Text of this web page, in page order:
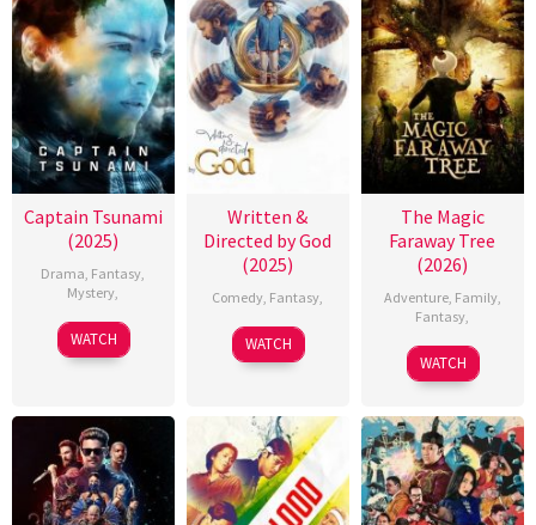
Captain Tsunami
(2025)
Drama, Fantasy,
Mystery,
WATCH
Written &
Directed by God
(2025)
Comedy, Fantasy,
WATCH
The Magic
Faraway Tree
(2026)
Adventure, Family,
Fantasy,
WATCH